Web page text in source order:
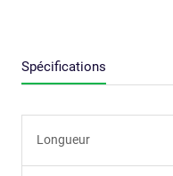
Spécifications
Longueur